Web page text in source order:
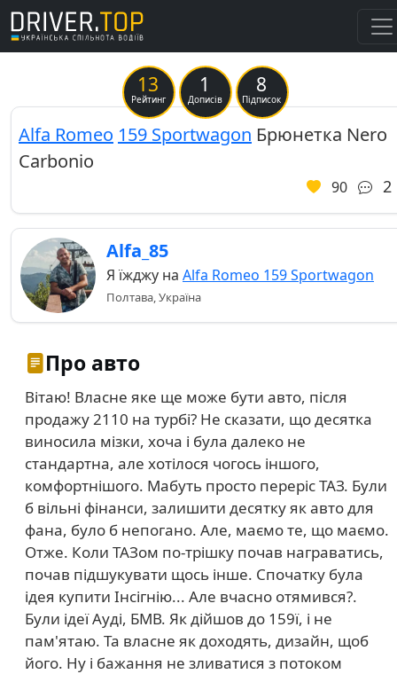
13
Рейтинг
1
Дописів
8
Підписок
Previous
Alfa Romeo 159 Sportwagon Брюнетка Nero
Carbonio
90 2
Alfa_85
Я їжджу на Alfa Romeo 159 Sportwagon
Полтава, Україна
Про авто
Вітаю! Власне яке ще може бути авто, після
продажу 2110 на турбі? Не сказати, що десятка
виносила мізки, хоча і була далеко не
стандартна, але хотілося чогось іншого,
комфортнішого. Мабуть просто переріс ТАЗ. Були
б вільні фінанси, залишити десятку як авто для
фана, було б непогано. Але, маємо те, що маємо.
Отже. Коли ТАЗом по-трішку почав награватись,
почав підшукувати щось інше. Спочатку була
ідея купити Інсігнію... Але вчасно отямився?.
Були ідеї Ауді, БМВ. Як дійшов до 159ї, і не
пам'ятаю. Та власне як доходять, дизайн, щоб
його. Ну і бажання не зливатися з потоком